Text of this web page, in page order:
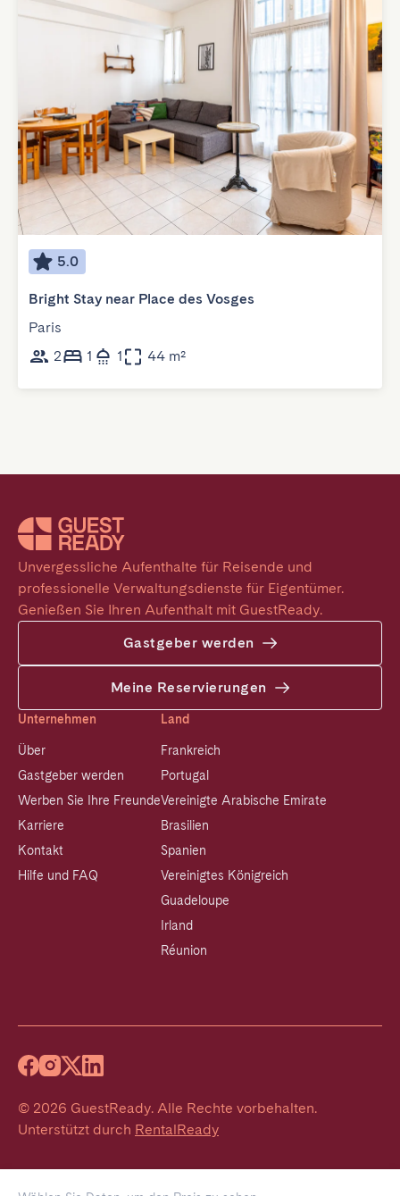
5.0
Bright Stay near Place des Vosges
Paris
2
1 1 44 m²
Unvergessliche Aufenthalte für Reisende und
professionelle Verwaltungsdienste für Eigentümer.
Genießen Sie Ihren Aufenthalt mit GuestReady.
Gastgeber werden
Meine Reservierungen
Unternehmen
Über
Gastgeber werden
Werben Sie Ihre Freunde
Karriere
Kontakt
Hilfe und FAQ
Land
Frankreich
Portugal
Vereinigte Arabische Emirate
Brasilien
Spanien
Vereinigtes Königreich
Guadeloupe
Irland
Réunion
© 2026 GuestReady. Alle Rechte vorbehalten.
Unterstützt durch RentalReady